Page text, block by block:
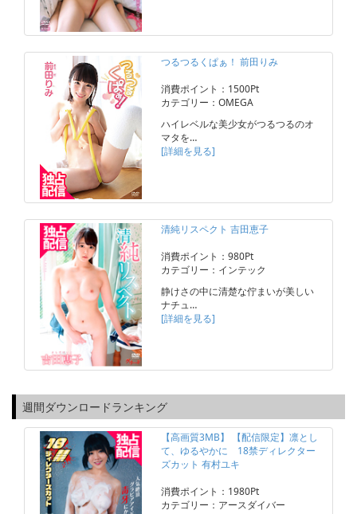
つるつるくぱぁ！ 前田りみ
消費ポイント：1500Pt
カテゴリー：OMEGA
ハイレベルな美少女がつるつるのオ
マタを…
[詳細を見る]
清純リスペクト 吉田恵子
消費ポイント：980Pt
カテゴリー：インテック
静けさの中に清楚な佇まいが美しい
ナチュ…
[詳細を見る]
週間ダウンロードランキング
【高画質3MB】 【配信限定】凛とし
て、ゆるやかに 18禁ディレクター
ズカット 有村ユキ
消費ポイント：1980Pt
カテゴリー：アースダイバー